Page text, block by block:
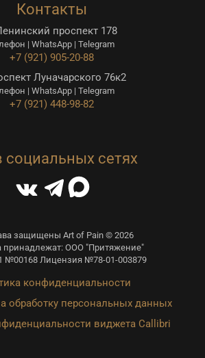
Контакты
проспект 178
| WhatsApp | Telegram
+7 (921) 905-20-88
Луначарского 76к2
| WhatsApp | Telegram
+7 (921) 448-98-82
сетях
защищены Art of Pain © 2026
принадлежат: ООО "Притяжение"
№00168 Лицензия №78-01-003879
конфиденциальности
обработку персональных данных
виджета Callibri